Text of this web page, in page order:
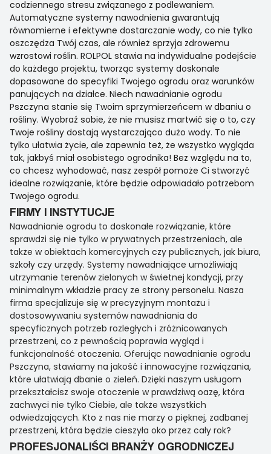
codziennego stresu związanego z podlewaniem.
Automatyczne systemy nawodnienia gwarantują
równomierne i efektywne dostarczanie wody, co nie tylko
oszczędza Twój czas, ale również sprzyja zdrowemu
wzrostowi roślin. ROLPOL stawia na indywidualne podejście
do każdego projektu, tworząc systemy doskonale
dopasowane do specyfiki Twojego ogrodu oraz warunków
panujących na działce. Niech nawadnianie ogrodu
Pszczyna stanie się Twoim sprzymierzeńcem w dbaniu o
rośliny. Wyobraź sobie, że nie musisz martwić się o to, czy
Twoje rośliny dostają wystarczająco dużo wody. To nie
tylko ułatwia życie, ale zapewnia też, że wszystko wygląda
tak, jakbyś miał osobistego ogrodnika! Bez względu na to,
co chcesz wyhodować, nasz zespół pomoże Ci stworzyć
idealne rozwiązanie, które będzie odpowiadało potrzebom
Twojego ogrodu.
FIRMY I INSTYTUCJE
Nawadnianie ogrodu to doskonałe rozwiązanie, które
sprawdzi się nie tylko w prywatnych przestrzeniach, ale
także w obiektach komercyjnych czy publicznych, jak biura,
szkoły czy urzędy. Systemy nawadniające umożliwiają
utrzymanie terenów zielonych w świetnej kondycji, przy
minimalnym wkładzie pracy ze strony personelu. Nasza
firma specjalizuje się w precyzyjnym montażu i
dostosowywaniu systemów nawadniania do
specyficznych potrzeb rozległych i zróżnicowanych
przestrzeni, co z pewnością poprawia wygląd i
funkcjonalność otoczenia. Oferując nawadnianie ogrodu
Pszczyna, stawiamy na jakość i innowacyjne rozwiązania,
które ułatwiają dbanie o zieleń. Dzięki naszym usługom
przekształcisz swoje otoczenie w prawdziwą oazę, która
zachwyci nie tylko Ciebie, ale także wszystkich
odwiedzających. Kto z nas nie marzy o pięknej, zadbanej
przestrzeni, która będzie cieszyła oko przez cały rok?
PROFESJONALIŚCI BRANŻY OGRODNICZEJ